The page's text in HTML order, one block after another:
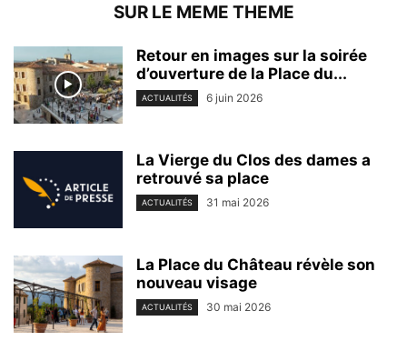
SUR LE MEME THEME
Retour en images sur la soirée
d’ouverture de la Place du...
ACTUALITÉS 6 juin 2026
La Vierge du Clos des dames a
retrouvé sa place
ACTUALITÉS 31 mai 2026
La Place du Château révèle son
nouveau visage
ACTUALITÉS 30 mai 2026